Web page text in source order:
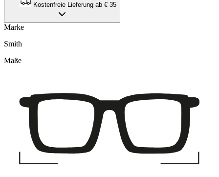
Kostenfreie Lieferung ab € 35
Marke
Smith
Maße